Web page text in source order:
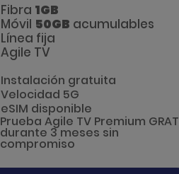
Fibra 1GB
Móvil 50GB acumulables
Línea fija
Agile TV
Instalación gratuita
Velocidad 5G
eSIM disponible
Prueba Agile TV Premium
durante 3 meses sin
compromiso